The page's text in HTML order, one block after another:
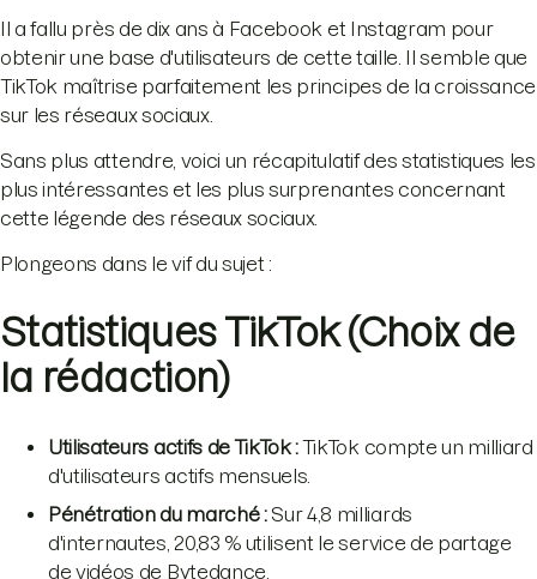
Il a fallu près de dix ans à Facebook et Instagram pour
obtenir une base d'utilisateurs de cette taille. Il semble que
TikTok maîtrise parfaitement les principes de la croissance
sur les réseaux sociaux.
Sans plus attendre, voici un récapitulatif des statistiques les
plus intéressantes et les plus surprenantes concernant
cette légende des réseaux sociaux.
Plongeons dans le vif du sujet :
Statistiques TikTok (Choix de
la rédaction)
Utilisateurs actifs de TikTok :TikTok compte un milliard
d'utilisateurs actifs mensuels.
Pénétration du marché :Sur 4,8 milliards
d'internautes, 20,83 % utilisent le service de partage
de vidéos de Bytedance.